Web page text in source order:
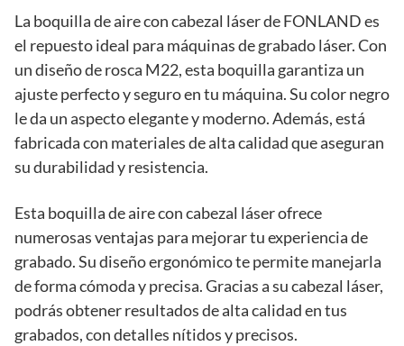
La boquilla de aire con cabezal láser de FONLAND es
el repuesto ideal para máquinas de grabado láser. Con
un diseño de rosca M22, esta boquilla garantiza un
ajuste perfecto y seguro en tu máquina. Su color negro
le da un aspecto elegante y moderno. Además, está
fabricada con materiales de alta calidad que aseguran
su durabilidad y resistencia.
Esta boquilla de aire con cabezal láser ofrece
numerosas ventajas para mejorar tu experiencia de
grabado. Su diseño ergonómico te permite manejarla
de forma cómoda y precisa. Gracias a su cabezal láser,
podrás obtener resultados de alta calidad en tus
grabados, con detalles nítidos y precisos.